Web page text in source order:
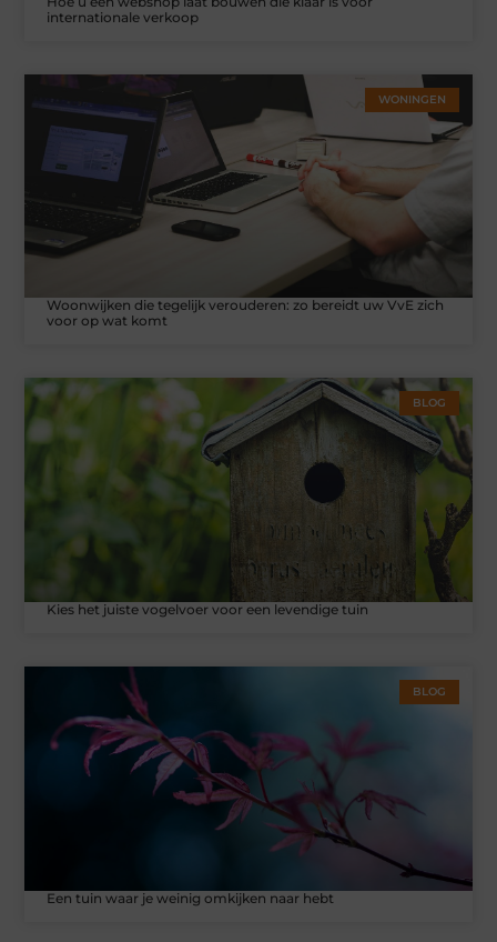
internationale verkoop
WONINGEN
Woonwijken die tegelijk verouderen: zo bereidt uw VvE zich
voor op wat komt
BLOG
Kies het juiste vogelvoer voor een levendige tuin
BLOG
Een tuin waar je weinig omkijken naar hebt